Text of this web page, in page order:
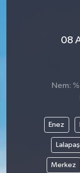
08
Nem:
Enez
Merkez
Sivil Toplum
Turizm
Yaşam